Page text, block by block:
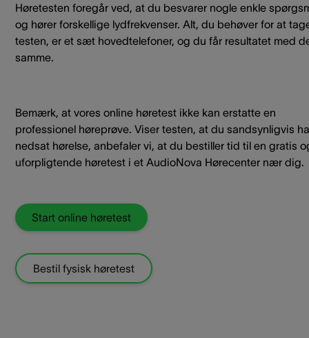
Høretesten foregår ved, at du besvarer nogle enkle
og hører forskellige lydfrekvenser. Alt, du behøver for at
testen, er et sæt hovedtelefoner, og du får resultatet med
samme.
Bemærk, at vores online høretest ikke kan erstatte en
professionel høreprøve. Viser testen, at du sandsynligvis
nedsat hørelse, anbefaler vi, at du bestiller tid til en gratis
uforpligtende høretest i et AudioNova Hørecenter nær dig.
Start online høretest
Bestil fysisk høretest